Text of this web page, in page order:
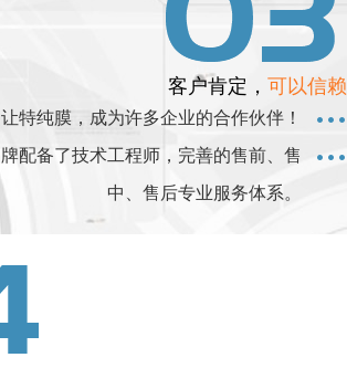
客户肯定， 可以信赖
让特纯膜，成为许多企业的合作伙伴！
配备了技术工程师，完善的售前、售
中、售后专业服务体系。